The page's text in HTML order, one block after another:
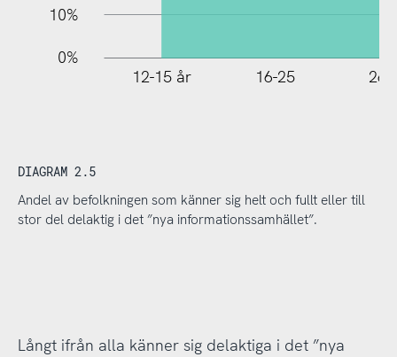
10%
0%
12-15 år 16-25 26-
DIAGRAM 2.5
Andel av befolkningen som känner sig helt och fullt eller till
stor del delaktig i det ”nya informationssamhället”.
Långt ifrån alla känner sig delaktiga i det ”nya